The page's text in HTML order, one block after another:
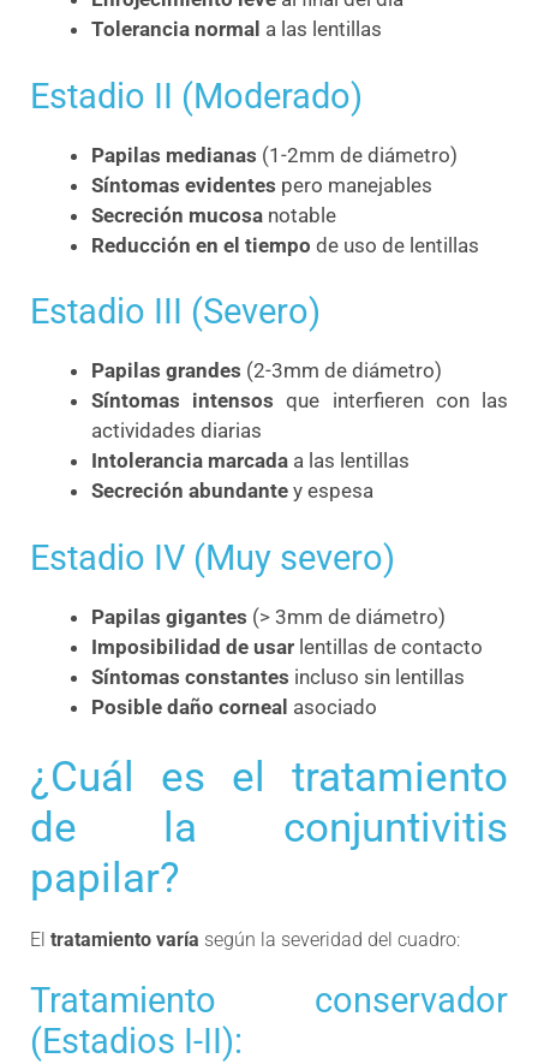
Tolerancia normal a las lentillas
Estadio II (Moderado)
Papilas medianas (1-2mm de diámetro)
Síntomas evidentes pero manejables
Secreción mucosa notable
Reducción en el tiempo de uso de lentillas
Estadio III (Severo)
Papilas grandes (2-3mm de diámetro)
Síntomas intensos que interfieren con las
actividades diarias
Intolerancia marcada a las lentillas
Secreción abundante y espesa
Estadio IV (Muy severo)
Papilas gigantes (> 3mm de diámetro)
Imposibilidad de usar lentillas de contacto
Síntomas constantes incluso sin lentillas
Posible daño corneal asociado
¿Cuál es el tratamiento
de la conjuntivitis
papilar?
El tratamiento varía según la severidad del cuadro:
Tratamiento conservador
(Estadios I-II):